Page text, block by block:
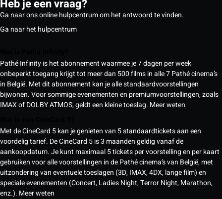
Heb je een vraag?
Ga naar ons online hulpcentrum om het antwoord te vinden.
Ga naar het hulpcentrum
Pathé Infinity is het abonnement waarmee je 7 dagen per week
onbeperkt toegang krijgt tot meer dan 500 films in alle 7 Pathé cinema’s
in België. Met dit abonnement kan je alle standaardvoorstellingen
bijwonen. Voor sommige evenementen en premiumvoorstellingen, zoals
IMAX of DOLBY ATMOS, geldt een kleine toeslag. Meer weten
Met de CineCard 5 kan je genieten van 5 standaardtickets aan een
voordelig tarief. De CineCard 5 is 3 maanden geldig vanaf de
aankoopdatum. Je kunt maximaal 5 tickets per voorstelling en per kaart
gebruiken voor alle voorstellingen in de Pathé cinema’s van België, met
uitzondering van eventuele toeslagen (3D, IMAX, 4DX, lange film) en
speciale evenementen (Concert, Ladies Night, Terror Night, Marathon,
enz.). Meer weten